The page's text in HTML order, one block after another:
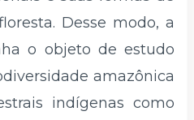
Desse modo, a
o objeto de estudo
amazônica
indígenas como